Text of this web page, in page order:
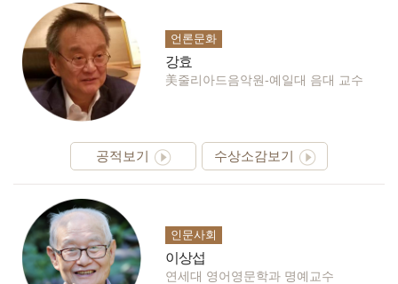
언론문화
강효
美줄리아드음악원-예일대 음대 교수
공적보기 수상소감보기
인문사회
이상섭
연세대 영어영문학과 명예교수